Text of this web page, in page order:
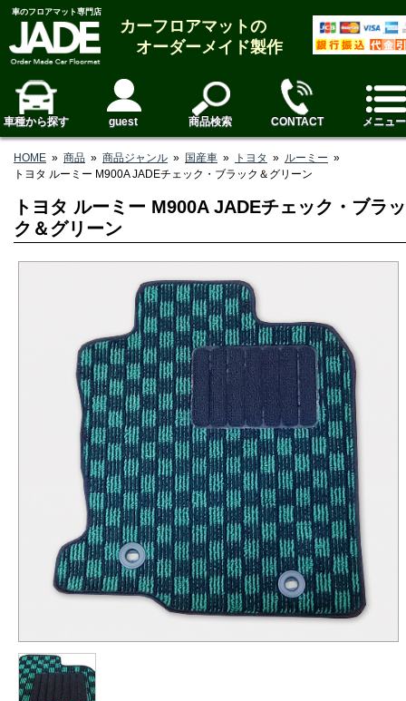
車のフロアマット専門店
カーフロアマットの
オーダーメイド製作
車種から探す guest 商品検索 CONTACT メニュー
HOME » 商品 » 商品ジャンル » 国産車 » トヨタ » ルーミー »
トヨタ ルーミー M900A JADEチェック・ブラック＆グリーン
トヨタ ルーミー M900A JADEチェック・ブラッ
ク＆グリーン